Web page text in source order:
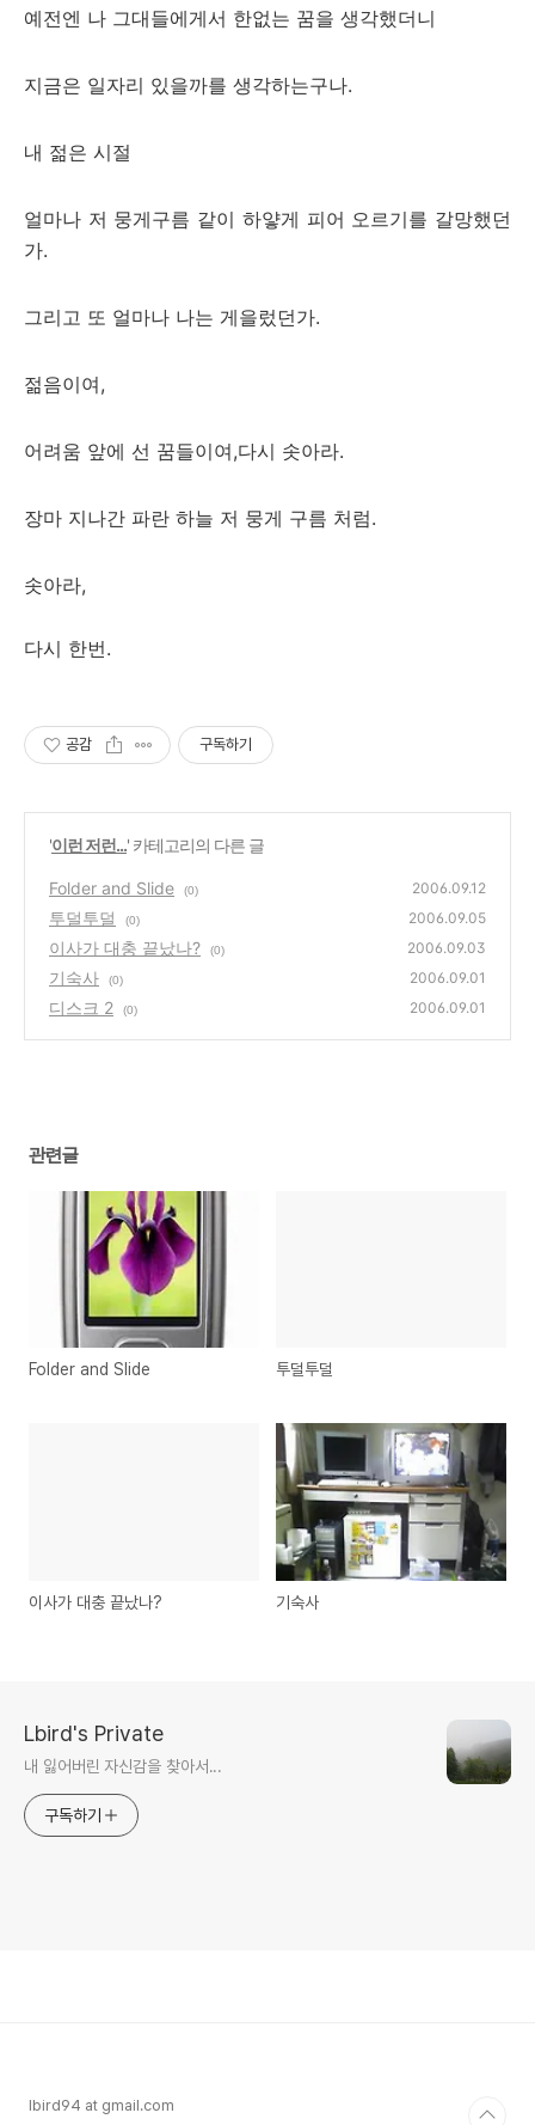
예전엔 나 그대들에게서 한없는 꿈을 생각했더니
지금은 일자리 있을까를 생각하는구나.
내 젊은 시절
얼마나 저 뭉게구름 같이 하얗게 피어 오르기를 갈망했던
가.
그리고 또 얼마나 나는 게을렀던가.
젊음이여,
어려움 앞에 선 꿈들이여,다시 솟아라.
장마 지나간 파란 하늘 저 뭉게 구름 처럼.
솟아라,
다시 한번.
공감 구독하기
'이런 저런...' 카테고리의 다른 글
Folder and Slide (0) 2006.09.12
투덜투덜 (0) 2006.09.05
이사가 대충 끝났나? (0) 2006.09.03
기숙사 (0) 2006.09.01
디스크 2 (0) 2006.09.01
관련글
Folder and Slide 투덜투덜
이사가 대충 끝났나? 기숙사
Lbird's Private
내 잃어버린 자신감을 찾아서...
구독하기
lbird94 at gmail.com